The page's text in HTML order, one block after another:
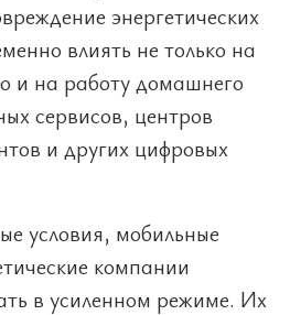
энергетических
влиять не только на
и на работу домашнего
сервисов, центров
и других цифровых
условия, мобильные
компании
в усиленном режиме. Их